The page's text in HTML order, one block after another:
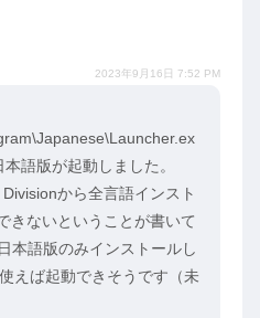
2023年9月16日 7:52 PM
語版が起動しました。
から全言語インスト
きないということが書いて
本語版のみインストールし
えば起動できそうです（未